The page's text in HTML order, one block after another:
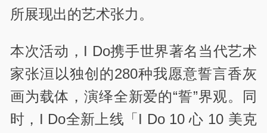
所展现出的艺术张力。
本次活动，I Do携手世界著名当代艺术
家张洹以独创的280种我愿意誓言香灰
画为载体，演绎全新爱的“誓”界观。同
时，I Do全新上线「I Do 10 心 10 美克